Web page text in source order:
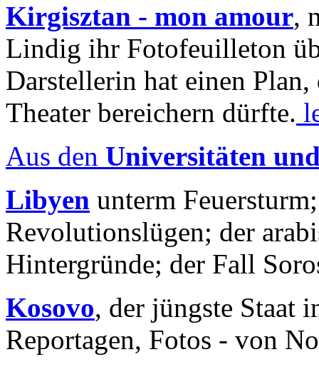
Kirgisztan - mon amour,
Lindig ihr Fotofeuilleton
Darstellerin hat einen Plan,
Theater bereichern dürfte.
Aus den Universitäten
Libyen unterm
Revolutionslügen; der
Hintergründe; der Fall
Kosovo, der jüngste Staat
Reportagen, Fotos - von